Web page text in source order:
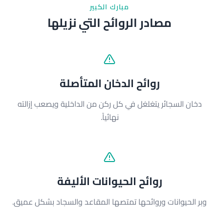
مبارك الكبير
مصادر الروائح التي نزيلها
روائح الدخان المتأصلة
دخان السجائر يتغلغل في كل ركن من الداخلية ويصعب إزالته
نهائياً.
روائح الحيوانات الأليفة
وبر الحيوانات وروائحها تمتصها المقاعد والسجاد بشكل عميق.